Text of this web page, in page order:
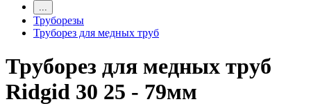
...
Труборезы
Труборез для медных труб
Труборез для медных труб
Ridgid 30 25 - 79мм